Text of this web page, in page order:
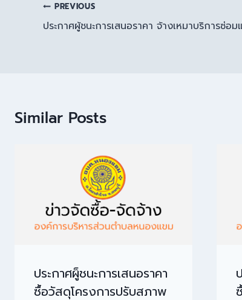
PREVIOUS
ประกาศผู้ชนะการเสนอราคา จ้างเหมาบริการซ่
Similar Posts
ประกาศผู็ชนะการเสนอราคา
ซื้อวัสดุโครงการปรับสภาพ